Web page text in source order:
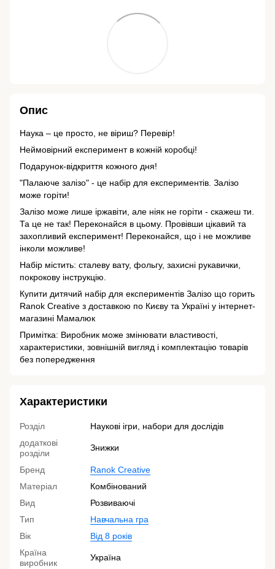
Опис
Наука – це просто, не віриш? Перевір!
Неймовірний експеримент в кожній коробці!
Подарунок-відкриття кожного дня!
"Палаюче залізо" - це набір для експериментів. Залізо
може горіти!
Залізо може лише іржавіти, але ніяк не горіти - скажеш ти.
Та це не так! Переконайся в цьому. Провівши цікавий та
захопливий експеримент! Переконайся, що і не можливе
інколи можливе!
Набір містить: сталеву вату, фольгу, захисні рукавички,
покрокову інструкцію.
Купити дитячий набір для експериментів Залізо що горить
Ranok Creative з доставкою по Києву та Україні у інтернет-
магазині Мамалюк
Примітка: Виробник може змінювати властивості,
характеристики, зовнішній вигляд і комплектацію товарів
без попередження
Характеристики
Розділ
Наукові ігри, набори для дослідів
додаткові
розділи
Знижки
Бренд
Ranok Creative
Матеріал
Комбінований
Вид
Розвиваючі
Тип
Навчальна гра
Вік
Від 8 років
Країна
виробник
Україна